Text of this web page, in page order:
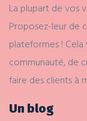
La plupart de vos
Proposez-leur de
plateformes !
communauté, de
faire des clients à
Un blog